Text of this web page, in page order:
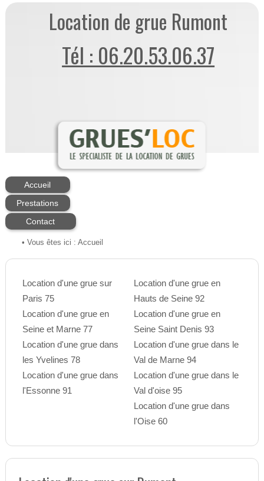
Location de grue Rumont
Tél : 06.20.53.06.37
Accueil
Prestations
Contact
• Vous êtes ici : Accueil
Location d'une grue sur
Paris 75
Location d'une grue en
Seine et Marne 77
Location d'une grue dans
les Yvelines 78
Location d'une grue dans
l'Essonne 91
Location d'une grue en
Hauts de Seine 92
Location d'une grue en
Seine Saint Denis 93
Location d'une grue dans le
Val de Marne 94
Location d'une grue dans le
Val d'oise 95
Location d'une grue dans
l'Oise 60